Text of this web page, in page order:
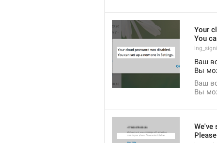
Your
You
Ваш
Вы
Ваш
Вы
We've